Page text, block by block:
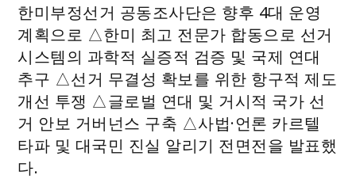
한미부정선거 공동조사단은 향후 4대 운영
계획으로 △한미 최고 전문가 합동으로 선거
시스템의 과학적 실증적 검증 및 국제 연대
추구 △선거 무결성 확보를 위한 항구적 제도
개선 투쟁 △글로벌 연대 및 거시적 국가 선
거 안보 거버넌스 구축 △사법·언론 카르텔
타파 및 대국민 진실 알리기 전면전을 발표했
다.